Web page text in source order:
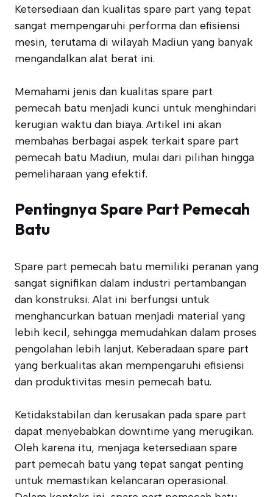
Ketersediaan dan kualitas spare part yang tepat
sangat mempengaruhi performa dan efisiensi
mesin, terutama di wilayah Madiun yang banyak
mengandalkan alat berat ini.
Memahami jenis dan kualitas spare part
pemecah batu menjadi kunci untuk menghindari
kerugian waktu dan biaya. Artikel ini akan
membahas berbagai aspek terkait spare part
pemecah batu Madiun, mulai dari pilihan hingga
pemeliharaan yang efektif.
Pentingnya Spare Part Pemecah
Batu
Spare part pemecah batu memiliki peranan yang
sangat signifikan dalam industri pertambangan
dan konstruksi. Alat ini berfungsi untuk
menghancurkan batuan menjadi material yang
lebih kecil, sehingga memudahkan dalam proses
pengolahan lebih lanjut. Keberadaan spare part
yang berkualitas akan mempengaruhi efisiensi
dan produktivitas mesin pemecah batu.
Ketidakstabilan dan kerusakan pada spare part
dapat menyebabkan downtime yang merugikan.
Oleh karena itu, menjaga ketersediaan spare
part pemecah batu yang tepat sangat penting
untuk memastikan kelancaran operasional.